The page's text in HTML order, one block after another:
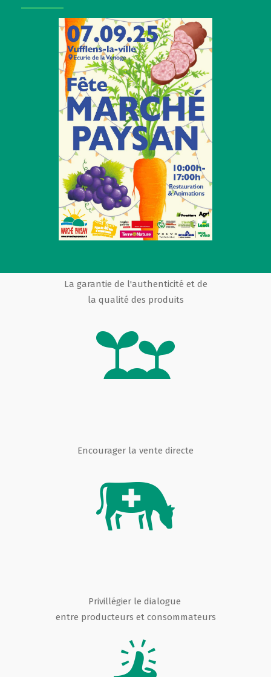
La garantie de l'authenticité et de
la qualité des produits
Encourager la vente directe
Privillégier le dialogue
entre producteurs et consommateurs